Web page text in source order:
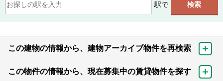
駅で
この建物の情報から、建物アーカイブ物件を再検索
この物件の情報から、現在募集中の賃貸物件を探す